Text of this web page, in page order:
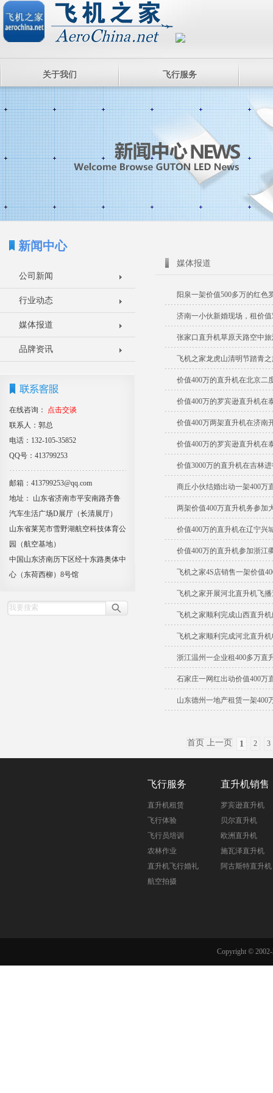
关于我们 飞行服务
新闻中心
公司新闻
行业动态
媒体报道
品牌资讯
在线咨询：
点击交谈
联系人：郭总
电话：132-105-35852
QQ号：413799253
邮箱：413799253@qq.com
地址： 山东省济南市平安南路齐鲁
汽车生活广场D展厅（长清展厅）
山东省莱芜市雪野湖航空科技体育公
园（航空基地）
中国山东济南历下区经十东路奥体中
心（东荷西柳）8号馆
媒体报道
阳泉一架价值500多万的红色
济南一小伙新婚现场，租价
张家口直升机草原天路空中
飞机之家龙虎山清明节踏青
价值400万的直升机在北京二
价值400万的罗宾逊直升机在
价值400万两架直升机在济南
价值400万的罗宾逊直升机在
价值3000万的直升机在吉林
商丘小伙结婚出动一架400万
两架价值400万直升机务参加
价值400万的直升机在辽宁兴
价值400万的直升机参加浙江
飞机之家4S店销售一架价值
飞机之家开展河北直升机飞
飞机之家顺利完成山西直升
飞机之家顺利完成河北直升
浙江温州一企业租400多万直
石家庄一网红出动价值400万
山东德州一地产租赁一架400
首页 上一页 1 2 3
飞行服务
直升机租赁
飞行体验
飞行员培训
农林作业
直升机飞行婚礼
航空拍摄
直升机销售
罗宾逊直升机
贝尔直升机
欧洲直升机
施瓦泽直升机
阿古斯特直升机
Copyright ©